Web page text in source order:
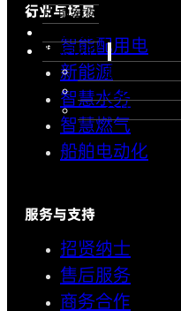
成功案例
灯塔项目
联系我们
商务合作
售后服务
全球服务热线
行业与场景
智能配用电
新能源
智慧水务
智慧燃气
船舶电动化
服务与支持
招贤纳士
售后服务
商务合作